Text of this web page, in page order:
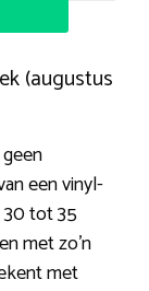
(augustus
een vinyl-
30 tot 35
met zo’n
met